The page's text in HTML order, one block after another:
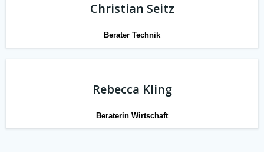
Christian Seitz
Berater Technik
Rebecca Kling
Beraterin Wirtschaft